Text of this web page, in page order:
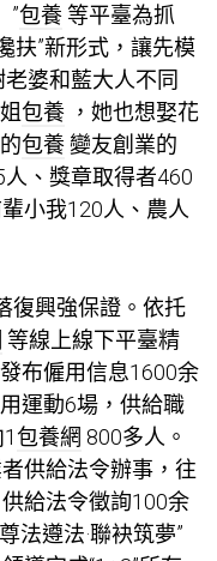
”包養 等平臺為抓
扶”新形式，讓先模
婆和藍大人不同
包養 ，她也想娶花
包養 變友創業的
人、獎章取得者460
小我120人、農人
復興強保證。依托
等線上線下平臺精
布僱用信息1600余
運動6場，供給職
包養網 800多人。
供給法令辦事，往
給法令徵詢100余
法遵法·聯袂筑夢”